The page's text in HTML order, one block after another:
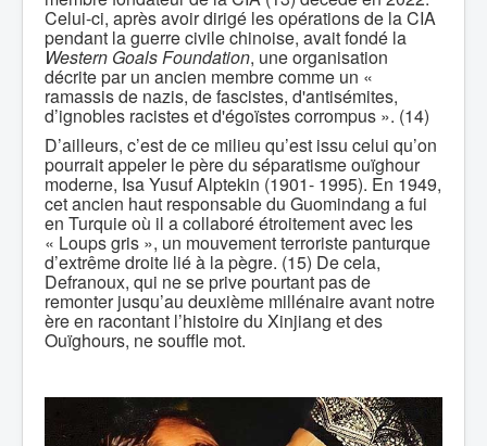
Celui-ci, après avoir dirigé les opérations de la CIA
pendant la guerre civile chinoise, avait fondé la
Western Goals Foundation, une organisation
décrite par un ancien membre comme un «
ramassis de nazis, de fascistes, d'antisémites,
d’ignobles racistes et d'égoïstes corrompus ». (14)
D’ailleurs, c’est de ce milieu qu’est issu celui qu’on
pourrait appeler le père du séparatisme ouïghour
moderne, Isa Yusuf Alptekin (1901- 1995). En 1949,
cet ancien haut responsable du Guomindang a fui
en Turquie où il a collaboré étroitement avec les
« Loups gris », un mouvement terroriste panturque
d’extrême droite lié à la pègre. (15) De cela,
Defranoux, qui ne se prive pourtant pas de
remonter jusqu’au deuxième millénaire avant notre
ère en racontant l’histoire du Xinjiang et des
Ouïghours, ne souffle mot.